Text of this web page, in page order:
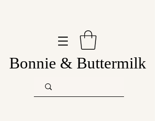
Bonnie & Buttermilk